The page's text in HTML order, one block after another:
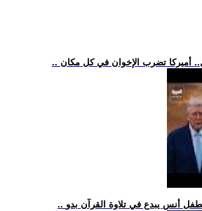
أميركا تضرب الإخوان في كل مكان
أنس يبدع في تلاوة القرآن بدو